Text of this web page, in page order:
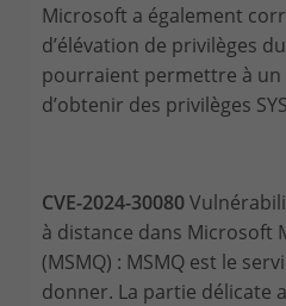
Microsoft a également
d’élévation de privilèges
pourraient permettre à
d’obtenir des privilèges
CVE-2024-30080
à distance dans Microsoft
(MSMQ) : MSMQ est le
donner. La partie délicate